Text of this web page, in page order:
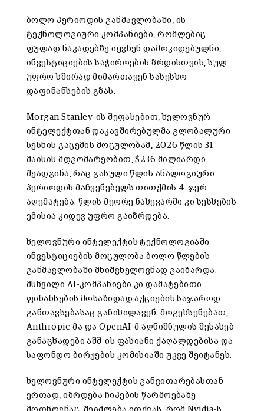
ბოლო პერიოდის განმავლობაში, ის
ტექნოლოგიური კომპანიები, რომლებიც
ფულად ნაკადებზე იყვნენ დამოკიდებულნი,
ინვესტიციების საჭიროების ზრდისთვის, სულ
უფრო ხშირად მიმართავენ სასესხო
დაფინანსების გზას.
Morgan Stanley-ის შეფასებით, ხელოვნურ
ინტელექტთან დაკავშირებულმა გლობალური
სესხის გაცემის მოცულობამ, 2026 წლის 31
მაისის მდგომარეობით, $236 მილიარდი
შეადგინა, რაც გასული წლის ანალოგიური
პერიოდის მაჩვენებელს თითქმის 4-ჯერ
აღემატება. წლის მეორე ნახევარში კი სესხების
ემისია კიდევ უფრო გაიზრდება.
ხელოვნური ინტელექტის ტექნოლოგიაში
ინვესტიციების მოცულობა ბოლო წლების
განმავლობაში მნიშვნელოვნად გაიზარდა.
მსხვილი AI-კომპანიები კი დამატებითი
ფინანსების მოსაზიდად აქციების საჯაროდ
განთავსებასაც განიხილავენ. მოგეხსენებათ,
Anthropic-მა და OpenAI-მ აღნიშნულის შესახებ
განაცხადები აშშ-ის ფასიანი ქაღალდებისა და
საფონდო ბირჟების კომისიაში უკვე შეიტანეს.
ხელოვნური ინტელექტის განვითარებასთან
ერთად, იზრდება ჩიპების წარმოებაზე